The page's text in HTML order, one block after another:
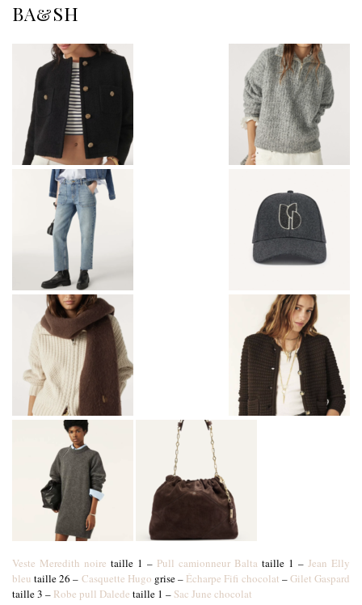
BA&SH
Veste Meredith noire taille 1 – Pull camionneur Balta taille 1 – Jean Elly
bleu taille 26 – Casquette Hugo grise – Écharpe Fifi chocolat –Gilet Gaspard
taille 3 – Robe pull Dalede taille 1 – Sac June chocolat